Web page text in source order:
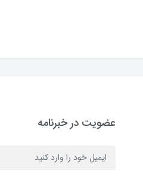
عضویت در خبرنامه